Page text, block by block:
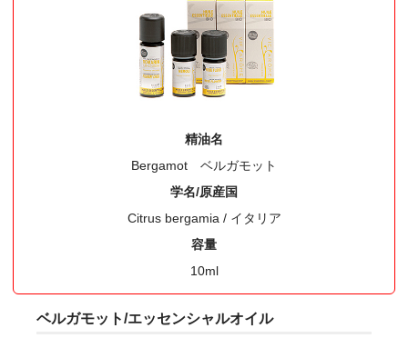
精油名
Bergamot ベルガモット
学名/原産国
Citrus bergamia / イタリア
容量
10ml
ベルガモット/エッセンシャルオイル